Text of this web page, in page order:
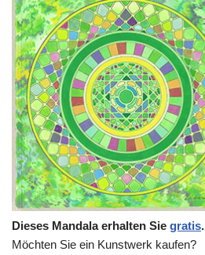
Dieses Mandala erhalten Sie gratis.
Möchten Sie ein Kunstwerk kaufen?